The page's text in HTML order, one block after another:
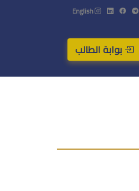
English
بوابة الطالب